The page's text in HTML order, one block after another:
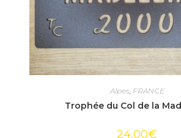
Alpes, FRANCE
Trophée du Col de la
24,00€